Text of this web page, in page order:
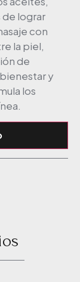
de lograr
con
la piel,
de
y
los